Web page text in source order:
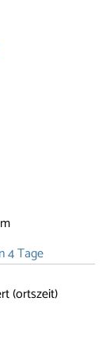
4 Tage
(ortszeit)